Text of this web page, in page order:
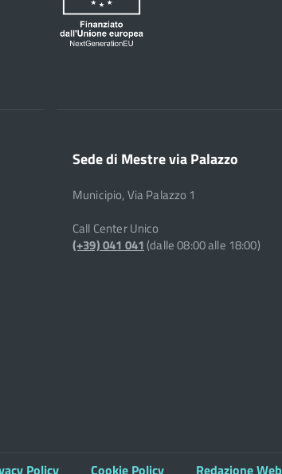
Sede di Mestre via Palazzo
Municipio, Via Palazzo 1
Call Center Unico
(+39) 041 041(dalle 08:00 alle 18:00)
Policy Cookie Policy Redazione Web